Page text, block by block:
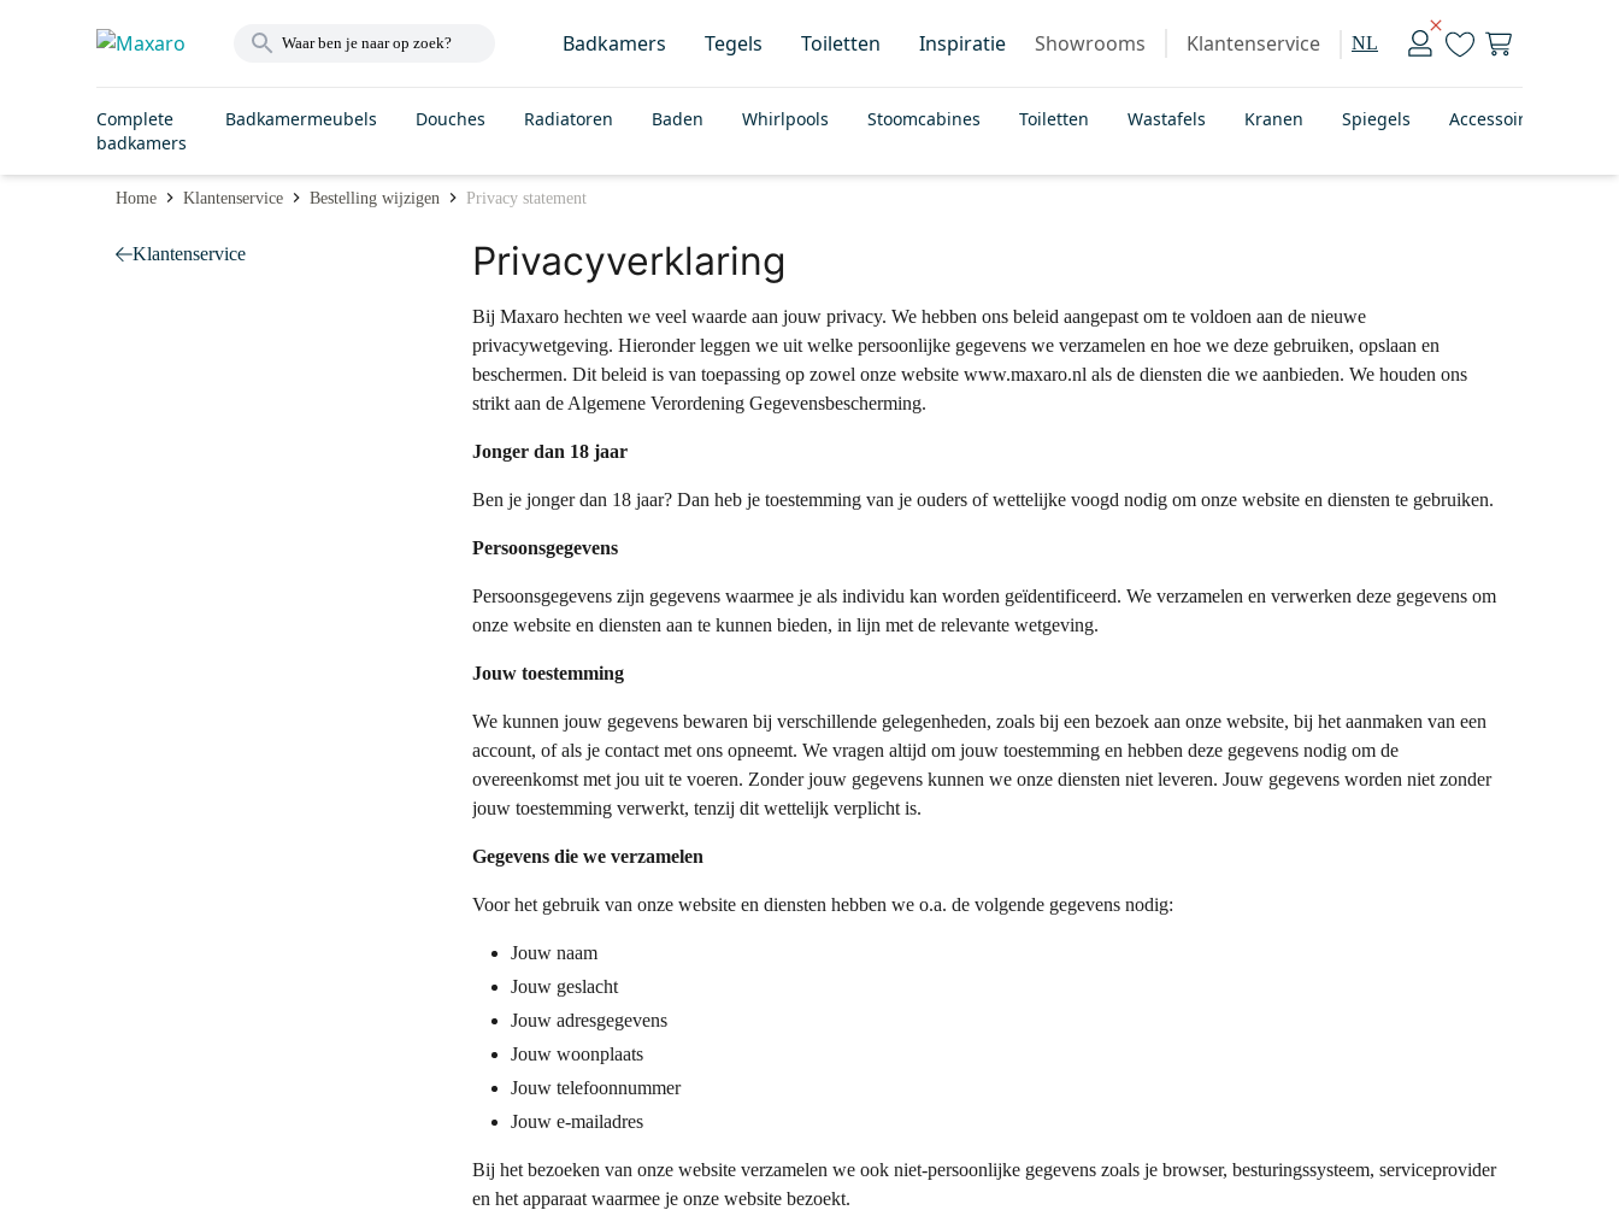
Badkamers Tegels Toiletten Inspiratie Showrooms Klantenservice NL
Complete
badkamers
Badkamermeubels Douches Radiatoren Baden Whirlpools Stoomcabines Toiletten Wastafels Kranen Spiegels Accessoires
Home Klantenservice Bestelling wijzigen Privacy statement
Klantenservice Privacyverklaring
Bij Maxaro hechten we veel waarde aan jouw privacy. We hebben ons beleid aangepast om te voldoen aan de nieuwe
privacywetgeving. Hieronder leggen we uit welke persoonlijke gegevens we verzamelen en hoe we deze gebruiken, opslaan en
beschermen. Dit beleid is van toepassing op zowel onze website www.maxaro.nl als de diensten die we aanbieden. We houden ons
strikt aan de Algemene Verordening Gegevensbescherming.
Jonger dan 18 jaar
Ben je jonger dan 18 jaar? Dan heb je toestemming van je ouders of wettelijke voogd nodig om onze website en diensten te gebruiken.
Persoonsgegevens
Persoonsgegevens zijn gegevens waarmee je als individu kan worden geïdentificeerd. We verzamelen en verwerken deze gegevens om
onze website en diensten aan te kunnen bieden, in lijn met de relevante wetgeving.
Jouw toestemming
We kunnen jouw gegevens bewaren bij verschillende gelegenheden, zoals bij een bezoek aan onze website, bij het aanmaken van een
account, of als je contact met ons opneemt. We vragen altijd om jouw toestemming en hebben deze gegevens nodig om de
overeenkomst met jou uit te voeren. Zonder jouw gegevens kunnen we onze diensten niet leveren. Jouw gegevens worden niet zonder
jouw toestemming verwerkt, tenzij dit wettelijk verplicht is.
Gegevens die we verzamelen
Voor het gebruik van onze website en diensten hebben we o.a. de volgende gegevens nodig:
Jouw naam
Jouw geslacht
Jouw adresgegevens
Jouw woonplaats
Jouw telefoonnummer
Jouw e-mailadres
Bij het bezoeken van onze website verzamelen we ook niet-persoonlijke gegevens zoals je browser, besturingssysteem, serviceprovider
en het apparaat waarmee je onze website bezoekt.